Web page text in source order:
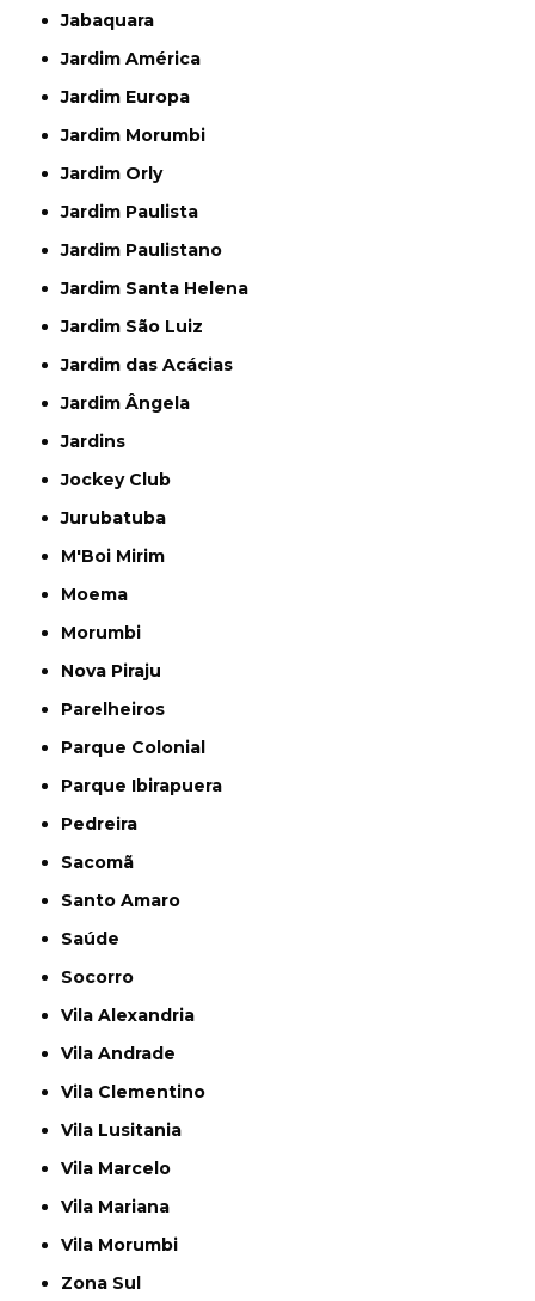
Jabaquara
Jardim América
Jardim Europa
Jardim Morumbi
Jardim Orly
Jardim Paulista
Jardim Paulistano
Jardim Santa Helena
Jardim São Luiz
Jardim das Acácias
Jardim Ângela
Jardins
Jockey Club
Jurubatuba
M'Boi Mirim
Moema
Morumbi
Nova Piraju
Parelheiros
Parque Colonial
Parque Ibirapuera
Pedreira
Sacomã
Santo Amaro
Saúde
Socorro
Vila Alexandria
Vila Andrade
Vila Clementino
Vila Lusitania
Vila Marcelo
Vila Mariana
Vila Morumbi
Zona Sul